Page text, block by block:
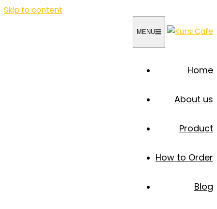
Skip to content
MENU
Home
About us
Product
How to Order
Blog